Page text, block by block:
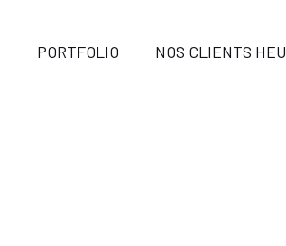
PORTFOLIO NOS CLIENTS